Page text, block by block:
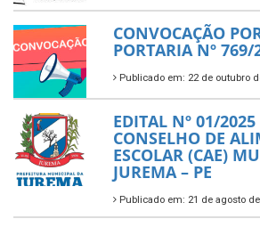
CONVOCAÇÃO
PORTARIA Nº 769/
Publicado em: 22 de outubro
EDITAL Nº 01/2025
CONSELHO DE
ESCOLAR (CAE)
JUREMA – PE
Publicado em: 21 de agosto